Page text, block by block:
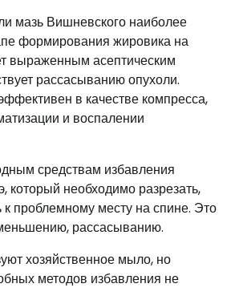
мазь Вишневского наиболее
формирования жировика на
выраженным асептическим
рассасыванию опухоли.
в качестве компресса,
и воспалении
средствам избавления
который необходимо разрезать,
проблемному месту на спине. Это
рассасыванию.
хозяйственное мыло, но
методов избавления не